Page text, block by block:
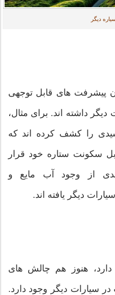
دیگر
پیشرفت های قابل توجهی
داشته اند. برای مثال،
را کشف کرده اند که
سکونت ستاره خود قرار
از وجود آب مایع و
دیگر یافته اند.
هنوز هم چالش های
در سیارات دیگر وجود دارد.